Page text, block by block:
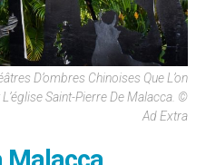
D’ombres Chinoises Que L’on
Saint-Pierre De Malacca. ©
Ad Extra